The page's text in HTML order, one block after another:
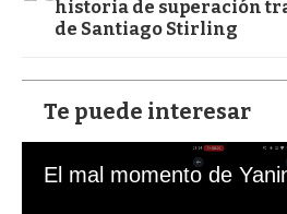
historia de superación
de Santiago Stirling
Te puede interesar